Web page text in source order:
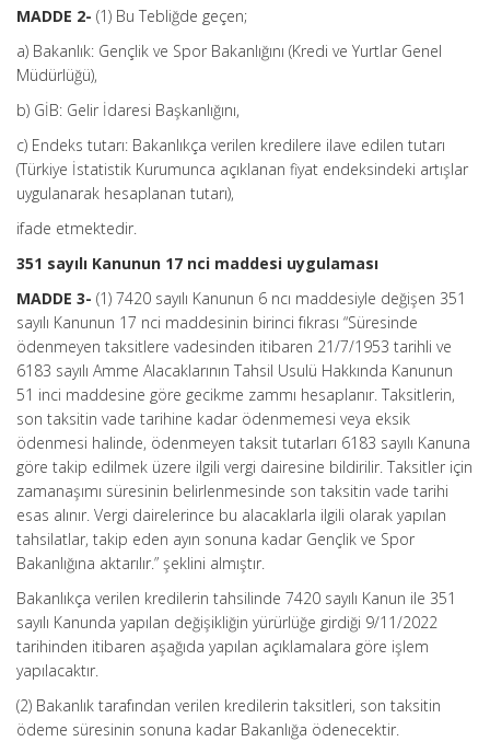
MADDE 2- (1) Bu Tebliğde geçen;
a) Bakanlık: Gençlik ve Spor Bakanlığını (Kredi ve Yurtlar Genel
Müdürlüğü),
b) GİB: Gelir İdaresi Başkanlığını,
c) Endeks tutarı: Bakanlıkça verilen kredilere ilave edilen tutarı
(Türkiye İstatistik Kurumunca açıklanan fiyat endeksindeki artışlar
uygulanarak hesaplanan tutarı),
ifade etmektedir.
351 sayılı Kanunun 17 nci maddesi uygulaması
MADDE 3- (1) 7420 sayılı Kanunun 6 ncı maddesiyle değişen 351
sayılı Kanunun 17 nci maddesinin birinci fıkrası “Süresinde
ödenmeyen taksitlere vadesinden itibaren 21/7/1953 tarihli ve
6183 sayılı Amme Alacaklarının Tahsil Usulü Hakkında Kanunun
51 inci maddesine göre gecikme zammı hesaplanır. Taksitlerin,
son taksitin vade tarihine kadar ödenmemesi veya eksik
ödenmesi halinde, ödenmeyen taksit tutarları 6183 sayılı Kanuna
göre takip edilmek üzere ilgili vergi dairesine bildirilir. Taksitler için
zamanaşımı süresinin belirlenmesinde son taksitin vade tarihi
esas alınır. Vergi dairelerince bu alacaklarla ilgili olarak yapılan
tahsilatlar, takip eden ayın sonuna kadar Gençlik ve Spor
Bakanlığına aktarılır.” şeklini almıştır.
Bakanlıkça verilen kredilerin tahsilinde 7420 sayılı Kanun ile 351
sayılı Kanunda yapılan değişikliğin yürürlüğe girdiği 9/11/2022
tarihinden itibaren aşağıda yapılan açıklamalara göre işlem
yapılacaktır.
(2) Bakanlık tarafından verilen kredilerin taksitleri, son taksitin
ödeme süresinin sonuna kadar Bakanlığa ödenecektir.